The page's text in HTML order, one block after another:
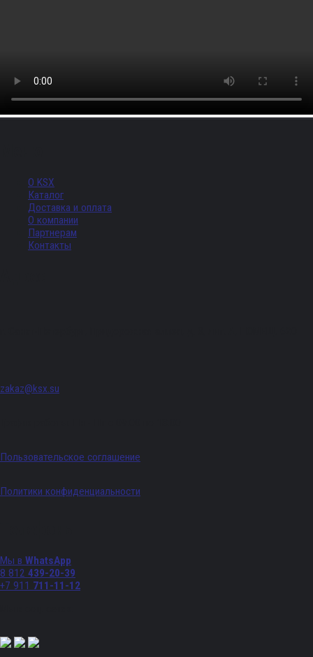
О KSX
Каталог
Доставка и оплата
О компании
Партнерам
Контакты
zakaz@ksx.su
Пользовательское соглашение
Политики конфиденциальности
Мы в WhatsApp
8 812 439-20-39
+7 911 711-11-12